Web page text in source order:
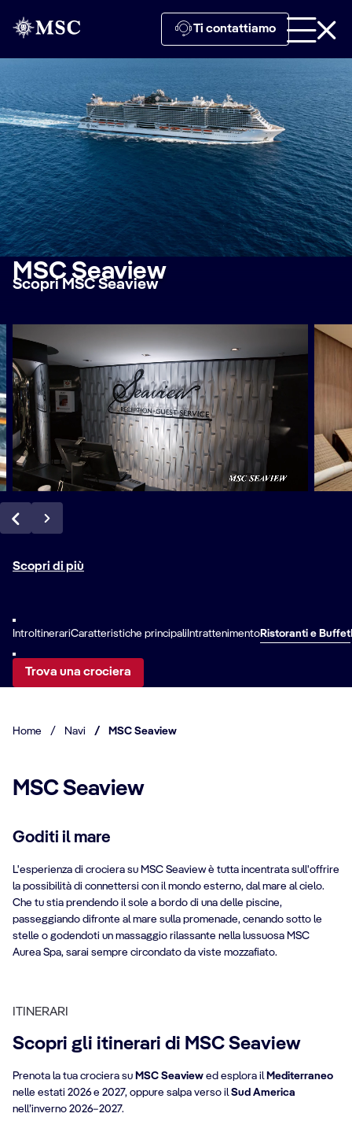
Ti contattiamo
MSC Seaview
Scopri MSC Seaview
Scopri di più
Intro ItinerariCaratteristiche principali IntrattenimentoRistoranti e Buffet
Trova una crociera
Home / Navi / MSC Seaview
MSC Seaview
Goditi il mare
L'esperienza di crociera su MSC Seaview è tutta incentrata sull'offrire
la possibilità di connettersi con il mondo esterno, dal mare al cielo.
Che tu stia prendendo il sole a bordo di una delle piscine,
passeggiando difronte al mare sulla promenade, cenando sotto le
stelle o godendoti un massaggio rilassante nella lussuosa MSC
Aurea Spa, sarai sempre circondato da viste mozzafiato.
ITINERARI
Scopri gli itinerari di MSC Seaview
Prenota la tua crociera su MSC Seaview ed esplora il Mediterraneo
nelle estati 2026 e 2027, oppure salpa verso ilSud America
nell’inverno 2026–2027.